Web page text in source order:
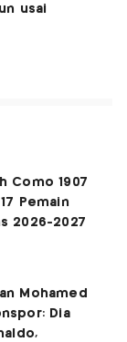
usai
Como 1907
Pemain
2026-2027
Mohamed
Dia